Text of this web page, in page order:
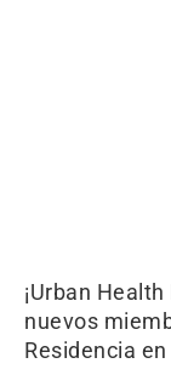
¡Urban
nuevos
Residencia